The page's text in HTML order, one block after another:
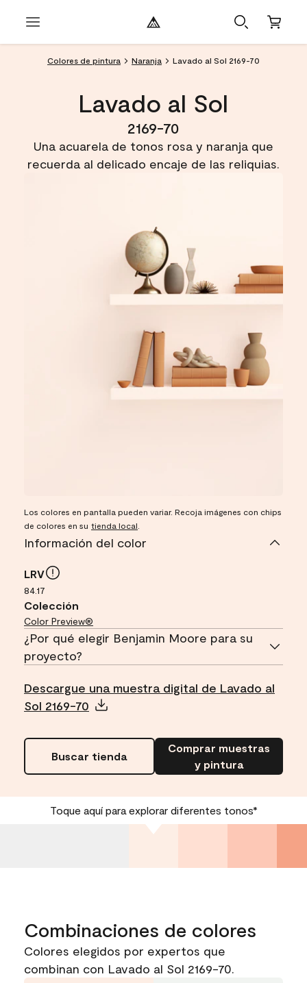
Colores de pintura Naranja Lavado al Sol 2169-70
Lavado al Sol
2169-70
Una acuarela de tonos rosa y naranja que
recuerda al delicado encaje de las reliquias.
Los colores en pantalla pueden variar. Recoja imágenes con chips
de colores en su tienda local
Información del color
LRV
84.17
Colección
Color Preview®
¿Por qué elegir Benjamin Moore para su
proyecto?
Descargue una muestra digital de Lavado al
Sol 2169-70
Buscar tienda
Comprar muestras
y pintura
Toque aquí para explorar diferentes tonos*
Combinaciones de colores
Colores elegidos por expertos que
combinan con Lavado al Sol 2169-70.